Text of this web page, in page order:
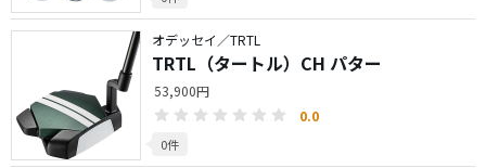
オデッセイ／TRTL
TRTL（タートル）CH パター
53,900円
0.0
0件